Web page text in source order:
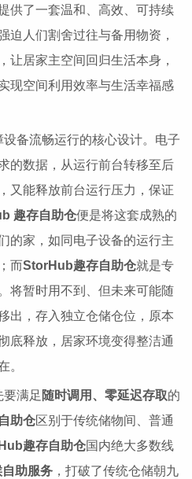
供了一套温和、高效、可持续
迫人们割舍过往与备用物资，
让居家主空间回归生活本身，
现空间利用效率与生活幸福感
备流畅运行的核心设计。电子
的数据，从运行前台转移至后
又能释放前台运行压力，保证
趣存自助仓便是将这套成熟的
的家，如同电子设备的运行主
而StorHub趣存自助仓就是专
将暂时用不到、但未来可能随
出，存入独立仓储仓位，原本
底释放，居家环境变得整洁通
。
满足 随时调用、零延迟存取的
助仓区别于传统储物间、普通
趣存自助仓国内绝大多数线
助服务，打破了传统仓储朝九